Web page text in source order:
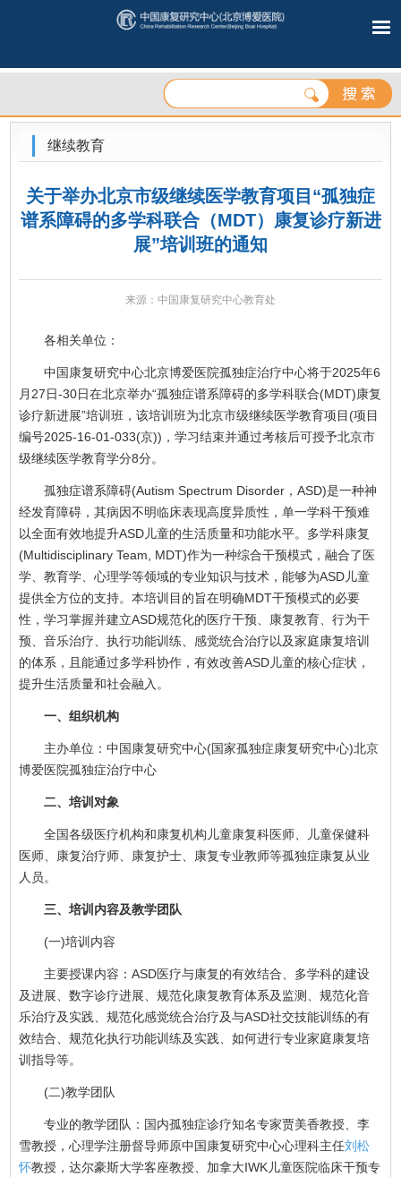
继续教育
关于举办北京市级继续医学教育项目“孤独症
谱系障碍的多学科联合（MDT）康复诊疗新进
展”培训班的通知‌
来源：中国康复研究中心教育处
各相关单位：
中国康复研究中心北京博爱医院孤独症治疗中心将于2025年6
月27日-30日在北京举办“孤独症谱系障碍的多学科联合(MDT)康复
诊疗新进展”培训班，该培训班为北京市级继续医学教育项目(项目
编号2025-16-01-033(京))，学习结束并通过考核后可授予北京市
级继续医学教育学分8分。
孤独症谱系障碍(Autism Spectrum Disorder，ASD)是一种神
经发育障碍，其病因不明临床表现高度异质性，单一学科干预难
以全面有效地提升ASD儿童的生活质量和功能水平。多学科康复
(Multidisciplinary Team, MDT)作为一种综合干预模式，融合了医
学、教育学、心理学等领域的专业知识与技术，能够为ASD儿童
提供全方位的支持。本培训目的旨在明确MDT干预模式的必要
性，学习掌握并建立ASD规范化的医疗干预、康复教育、行为干
预、音乐治疗、执行功能训练、感觉统合治疗以及家庭康复培训
的体系，且能通过多学科协作，有效改善ASD儿童的核心症状，
提升生活质量和社会融入。
一、组织机构
主办单位：中国康复研究中心(国家孤独症康复研究中心)北京
博爱医院孤独症治疗中心
二、培训对象
全国各级医疗机构和康复机构儿童康复科医师、儿童保健科
医师、康复治疗师、康复护士、康复专业教师等孤独症康复从业
人员。
三、培训内容及教学团队
(一)培训内容
主要授课内容：ASD医疗与康复的有效结合、多学科的建设
及进展、数字诊疗进展、规范化康复教育体系及监测、规范化音
乐治疗及实践、规范化感觉统合治疗及与ASD社交技能训练的有
效结合、规范化执行功能训练及实践、如何进行专业家庭康复培
训指导等。
(二)教学团队
专业的教学团队：国内孤独症诊疗知名专家贾美香教授、李
雪教授，心理学注册督导师原中国康复研究中心心理科主任刘松
怀教授，达尔豪斯大学客座教授、加拿大IWK儿童医院临床干预专